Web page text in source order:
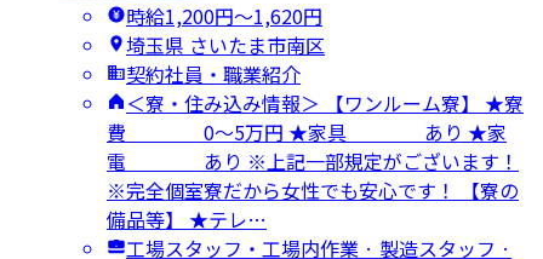
時給1,200円〜1,620円
埼玉県 さいたま市南区
契約社員・職業紹介
＜寮・住み込み情報＞ 【ワンルーム寮】 ★寮
費 0～5万円 ★家具 あり ★家
電 あり ※上記一部規定がございます！
※完全個室寮だから女性でも安心です！ 【寮の
備品等】 ★テレ…
工場スタッフ・工場内作業 · 製造スタッフ ·